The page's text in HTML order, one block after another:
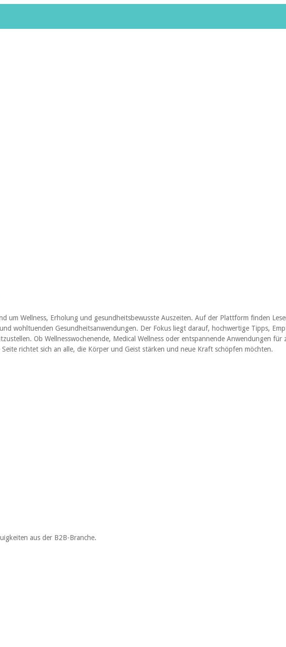
um Wellness, Erholung und gesundheitsbewusste Auszeiten. Auf der Plattform finden
wohltuenden Gesundheitsanwendungen. Der Fokus liegt darauf, hochwertige Tipps,
Ob Wellnesswochenende, Medical Wellness oder entspannende Anwendungen für
richtet sich an alle, die Körper und Geist stärken und neue Kraft schöpfen möchten.
aus der B2B-Branche.